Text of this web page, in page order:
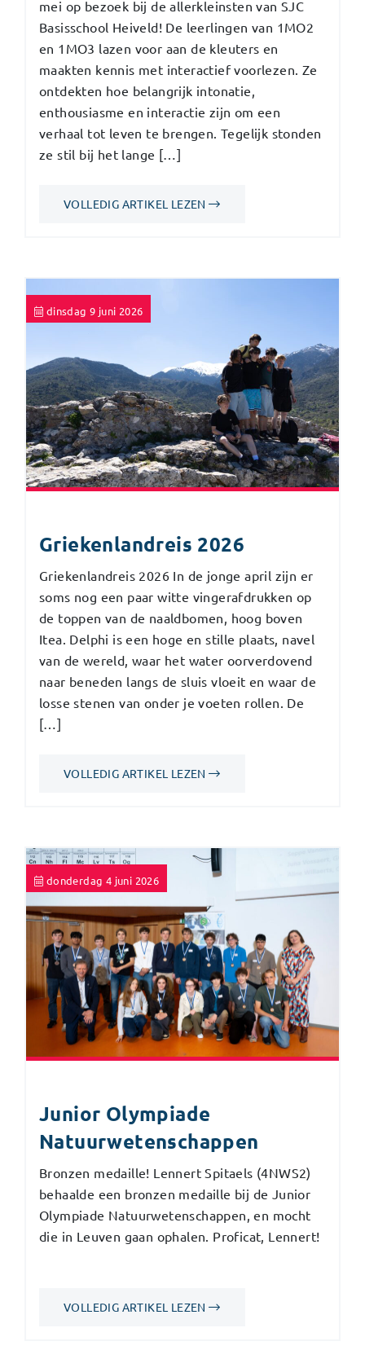
mei op bezoek bij de allerkleinsten van SJC
Basisschool Heiveld! De leerlingen van 1MO2
en 1MO3 lazen voor aan de kleuters en
maakten kennis met interactief voorlezen. Ze
ontdekten hoe belangrijk intonatie,
enthousiasme en interactie zijn om een
verhaal tot leven te brengen. Tegelijk stonden
ze stil bij het lange […]
VOLLEDIG ARTIKEL LEZEN
dinsdag 9 juni 2026
Griekenlandreis 2026
Griekenlandreis 2026 In de jonge april zijn er
soms nog een paar witte vingerafdrukken op
de toppen van de naaldbomen, hoog boven
Itea. Delphi is een hoge en stille plaats, navel
van de wereld, waar het water oorverdovend
naar beneden langs de sluis vloeit en waar de
losse stenen van onder je voeten rollen. De
[…]
VOLLEDIG ARTIKEL LEZEN
donderdag 4 juni 2026
Junior Olympiade
Natuurwetenschappen
Bronzen medaille! Lennert Spitaels (4NWS2)
behaalde een bronzen medaille bij de Junior
Olympiade Natuurwetenschappen, en mocht
die in Leuven gaan ophalen. Proficat, Lennert!
VOLLEDIG ARTIKEL LEZEN